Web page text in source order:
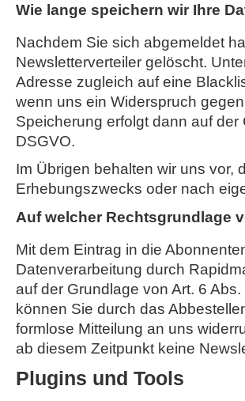
Wie lange speichern wir Ihre
Nachdem Sie sich abgemeldet
Newsletterverteiler gelöscht.
Adresse zugleich auf eine
wenn uns ein Widerspruch
Speicherung erfolgt dann auf der
DSGVO.
Im Übrigen behalten wir uns vor,
Erhebungszwecks oder nach
Auf welcher Rechtsgrundlage
Mit dem Eintrag in die
Datenverarbeitung durch
auf der Grundlage von Art. 6
können Sie durch das
formlose Mitteilung an uns
ab diesem Zeitpunkt keine
Plugins und Tools